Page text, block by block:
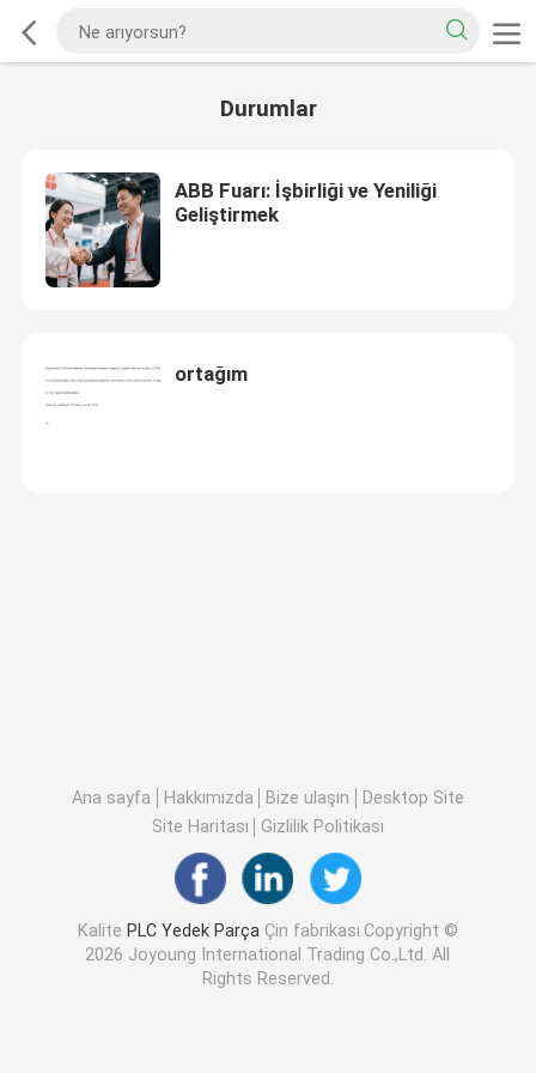
Durumlar
ABB Fuarı: İşbirliği ve Yeniliği
Geliştirmek
ortağım
Ana sayfa Hakkımızda Bize ulaşın
Desktop Site
Site Haritası
Gizlilik Politikası
Kalite PLC Yedek Parça Çin fabrikası.Copyright ©
2026 Joyoung International Trading Co.,Ltd. All
Rights Reserved.